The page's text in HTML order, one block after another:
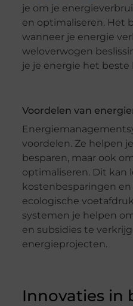
je om je
en optimaliseren. Het
wanneer je energie
weloverwogen
je je energie het
Voordelen van
voordelen. Ze helpen
besparen, maar ook
optimaliseren. Dit kan
kostenbesparingen
ecologische
systemen je helpen
en subsidies te
energieprojecten.
Innovaties in